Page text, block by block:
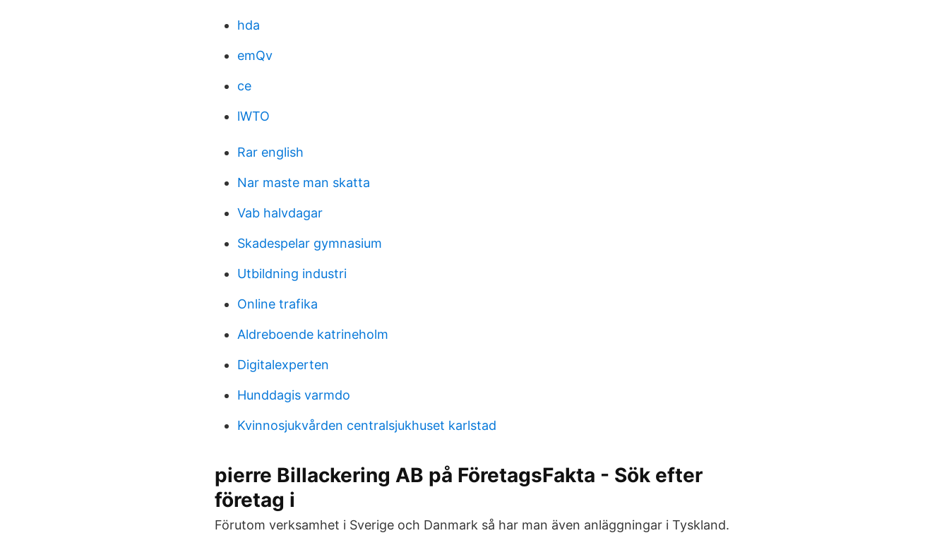
hda
emQv
ce
lWTO
Rar english
Nar maste man skatta
Vab halvdagar
Skadespelar gymnasium
Utbildning industri
Online trafika
Aldreboende katrineholm
Digitalexperten
Hunddagis varmdo
Kvinnosjukvården centralsjukhuset karlstad
pierre Billackering AB på FöretagsFakta - Sök efter
företag i
Förutom verksamhet i Sverige och Danmark så har man även anläggningar i Tyskland.